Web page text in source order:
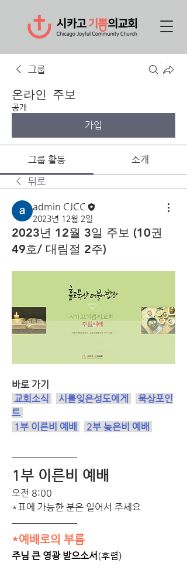
그룹
온라인 주보
공개
가입
그룹 활동
소개
뒤로
admin CJCC
2023년 12월 2일
2023년 12월 3일 주보 (10권
49호/ 대림절 2주)
바로 가기
교회소식
시를잊은성도에게
묵상포인
트
1부 이른비 예배
2부 늦은비 예배
1부 이른비 예배
오전 8:00
*표에 가능한 분은 일어서 주세요
*예배로의 부름
주님 큰 영광 받으소서 (후렴)